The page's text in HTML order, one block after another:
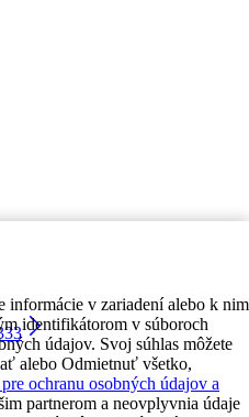
informácie v zariadení alebo k nim
identifikátorom v súboroch
údajov. Svoj súhlas môžete
alebo Odmietnuť všetko,
ochranu osobných údajov a
partnerom a neovplyvnia údaje